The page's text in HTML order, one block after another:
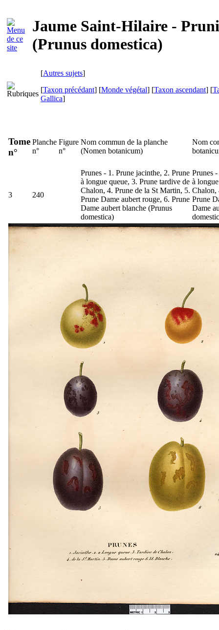
Jaume Saint-Hilaire -
(Prunus domestica)
[Autres sujets]
[Taxon précédant] [Monde végétal] [Taxon ascendant] [
Gallica]
Tome
n°
Planche
n°
Figure
n°
Nom commun de la planche
(Nomen botanicum)
Nom
3 240
Prunes - 1. Prune jacinthe, 2. Prune
à longue queue, 3. Prune tardive de
Chalon, 4. Prune de la St Martin, 5.
Prune Dame aubert rouge, 6. Prune
Dame aubert blanche (Prunus
domestica)
Prunes
à
Chalon,
Prune
Dame